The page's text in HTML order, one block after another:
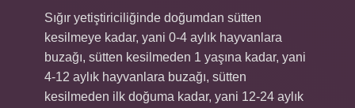
Sığır yetiştiriciliğinde doğumdan sütten
kesilmeye kadar, yani 0-4 aylık hayvanlara
buzağı, sütten kesilmeden 1 yaşına kadar, yani
4-12 aylık hayvanlara buzağı, sütten
kesilmeden ilk doğuma kadar, yani 12-24 aylık